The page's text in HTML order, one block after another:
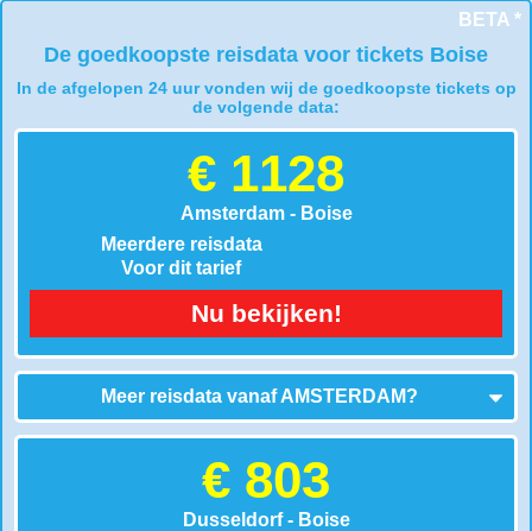
BETA *
De goedkoopste reisdata voor tickets Boise
In de afgelopen 24 uur vonden wij de goedkoopste tickets op
de volgende data:
€ 1128
Amsterdam - Boise
Meerdere reisdata
Voor dit tarief
Nu bekijken!
Meer reisdata vanafAMSTERDAM?
€ 803
Dusseldorf - Boise